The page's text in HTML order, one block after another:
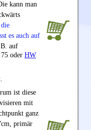
kann man
es auch auf
auf
oder HW
ist diese
mit
ganz
primär